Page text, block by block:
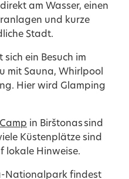
am Wasser, einen
und kurze
Stadt.
sich ein Besuch im
mit Sauna, Whirlpool
Hier wird Glamping
in Birštonas sind
Küstenplätze sind
lokale Hinweise.
Nationalpark findest